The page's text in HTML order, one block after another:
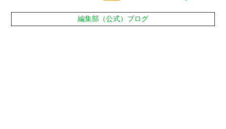
編集部（公式）ブログ